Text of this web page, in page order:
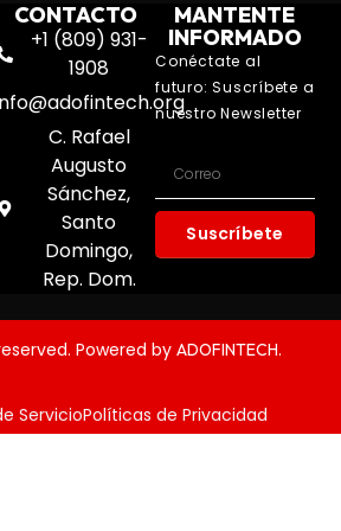
CONTACTO
+1 (809) 931-
1908
C. Rafael
Augusto
Sánchez,
Santo
Domingo,
Rep. Dom.
MANTENTE
INFORMADO
Conéctate al
futuro: Suscríbete a
nuestro Newsletter
Suscríbete
Powered by ADOFINTECH.
ServicioPolíticas de Privacidad